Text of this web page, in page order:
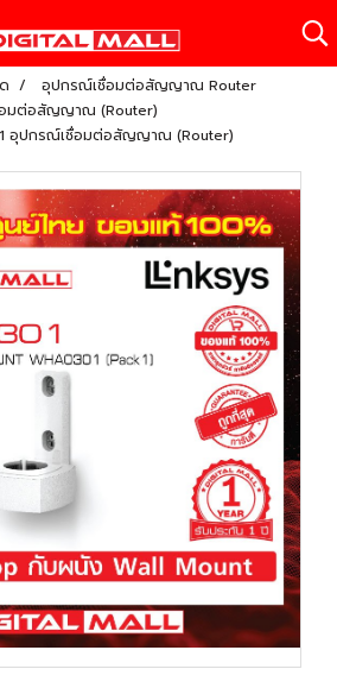
อุปกรณ์เชื่อมต่อสัญญาณ Router
อมต่อสัญญาณ (Router)
อุปกรณ์เชื่อมต่อสัญญาณ (Router)